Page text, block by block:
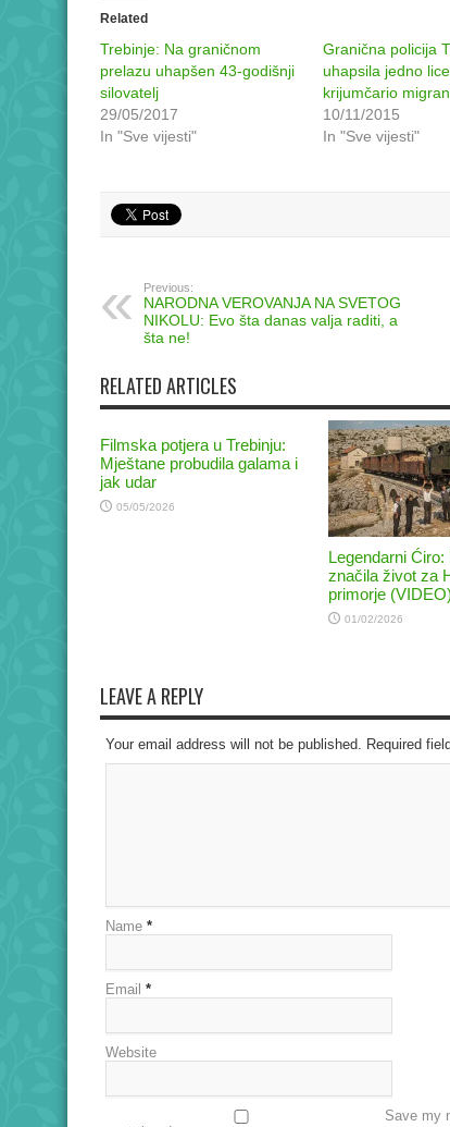
in
window)window)
Related
Trebinje: Na graničnom
prelazu uhapšen 43-godišnji
silovatelj
29/05/2017
In "Sve vijesti"
Granična policija
uhapsila jedno
krijumčario
10/11/2015
In "Sve vijesti"
Previous:
NARODNA VEROVANJA NA SVETOG
NIKOLU: Evo šta danas valja raditi, a
šta ne!
RELATED ARTICLES
Filmska potjera u Trebinju:
Mještane probudila galama i
jak udar
05/05/2026
Legendarni
značila život za
primorje (VIDEO)
01/02/2026
LEAVE A REPLY
Your email address will not be published. Required
Name *
Email *
Website
Save my